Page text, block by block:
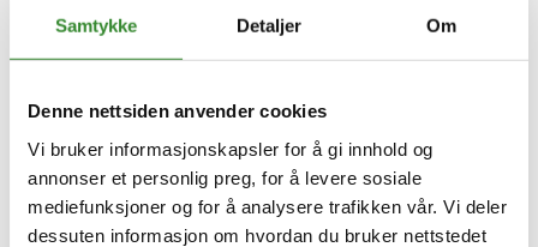
Samtykke Detaljer Om
Denne nettsiden anvender cookies
Vi bruker informasjonskapsler for å gi innhold og
annonser et personlig preg, for å levere sosiale
mediefunksjoner og for å analysere trafikken vår. Vi deler
dessuten informasjon om hvordan du bruker nettstedet